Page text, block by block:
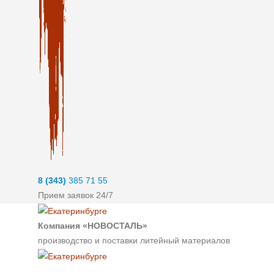
8 (343) 385 71 55
Прием заявок 24/7
Компания «НОВОСТАЛЬ»
производство и поставки литейный материалов